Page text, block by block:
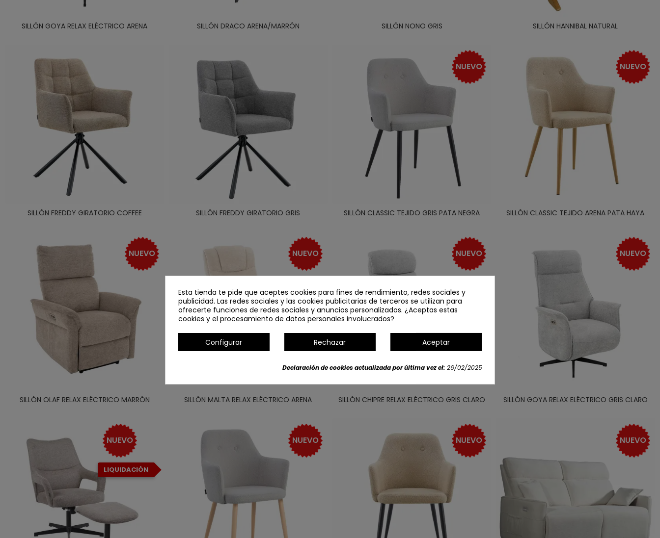
SILLÓN GOYA RELAX ELÉCTRICO ARENA SILLÓN DRACO ARENA/MARRÓN SILLÓN NONO GRIS SILLÓN HANNIBAL NATURAL
SILLÓN FREDDY GIRATORIO COFFEE SILLÓN FREDDY GIRATORIO GRIS
NUEVO
SILLÓN CLASSIC TEJIDO GRIS PATA NEGRA
NUEVO
SILLÓN CLASSIC TEJIDO ARENA PATA HAYA
NUEVO
SILLÓN OLAF RELAX ELÉCTRICO MARRÓN
NUEVO
SILLÓN MALTA RELAX ELÉCTRICO ARENA
NUEVO
SILLÓN CHIPRE RELAX ELÉCTRICO GRIS CLARO
NUEVO
SILLÓN GOYA RELAX ELÉCTRICO GRIS CLARO
NUEVO
LIQUIDACIÓN
NUEVO NUEVO NUEVO
Esta tienda te pide que aceptes cookies para fines de rendimiento, redes sociales y
publicidad. Las redes sociales y las cookies publicitarias de terceros se utilizan para
ofrecerte funciones de redes sociales y anuncios personalizados. ¿Aceptas estas
cookies y el procesamiento de datos personales involucrados?
Configurar Rechazar Aceptar
Declaración de cookies actualizada por última vez el:26/02/2025